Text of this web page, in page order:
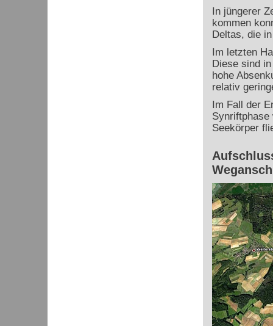
In jüngerer
kommen
Deltas, die
Im letzten
Diese sind
hohe
relativ
Im Fall der
Synriftphase
Seekörper